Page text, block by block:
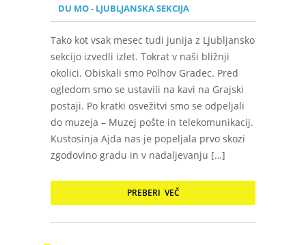
DU MO - LJUBLJANSKA SEKCIJA
Tako kot vsak mesec tudi junija z Ljubljansko
sekcijo izvedli izlet. Tokrat v naši bližnji
okolici. Obiskali smo Polhov Gradec. Pred
ogledom smo se ustavili na kavi na Grajski
postaji. Po kratki osvežitvi smo se odpeljali
do muzeja – Muzej pošte in telekomunikacij.
Kustosinja Ajda nas je popeljala prvo skozi
zgodovino gradu in v nadaljevanju […]
PREBERI VEČ